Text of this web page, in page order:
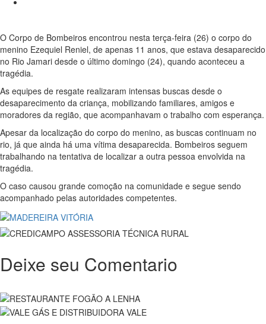
O Corpo de Bombeiros encontrou nesta terça-feira (26) o corpo do
menino Ezequiel Reniel, de apenas 11 anos, que estava desaparecido
no Rio Jamari desde o último domingo (24), quando aconteceu a
tragédia.
As equipes de resgate realizaram intensas buscas desde o
desaparecimento da criança, mobilizando familiares, amigos e
moradores da região, que acompanhavam o trabalho com esperança.
Apesar da localização do corpo do menino, as buscas continuam no
rio, já que ainda há uma vítima desaparecida. Bombeiros seguem
trabalhando na tentativa de localizar a outra pessoa envolvida na
tragédia.
O caso causou grande comoção na comunidade e segue sendo
acompanhado pelas autoridades competentes.
Deixe seu Comentario